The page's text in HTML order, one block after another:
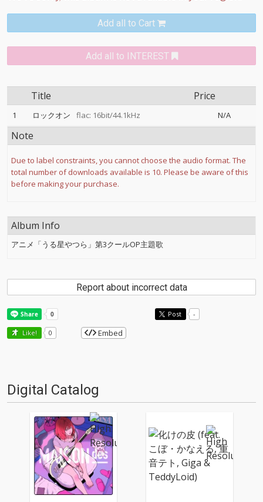
Add all to Cart
Add all to INTEREST
Title Price
1 ロックオン flac: 16bit/44.1kHz N/A
Note
Due to label constraints, you cannot choose the audio format. The
total number of downloads available is 10. Please be aware of this
before making your purchase.
Album Info
アニメ「うる星やつら」第3クールOP主題歌
Report about incorrect data
Post -
Like! 0 Embed
Digital Catalog